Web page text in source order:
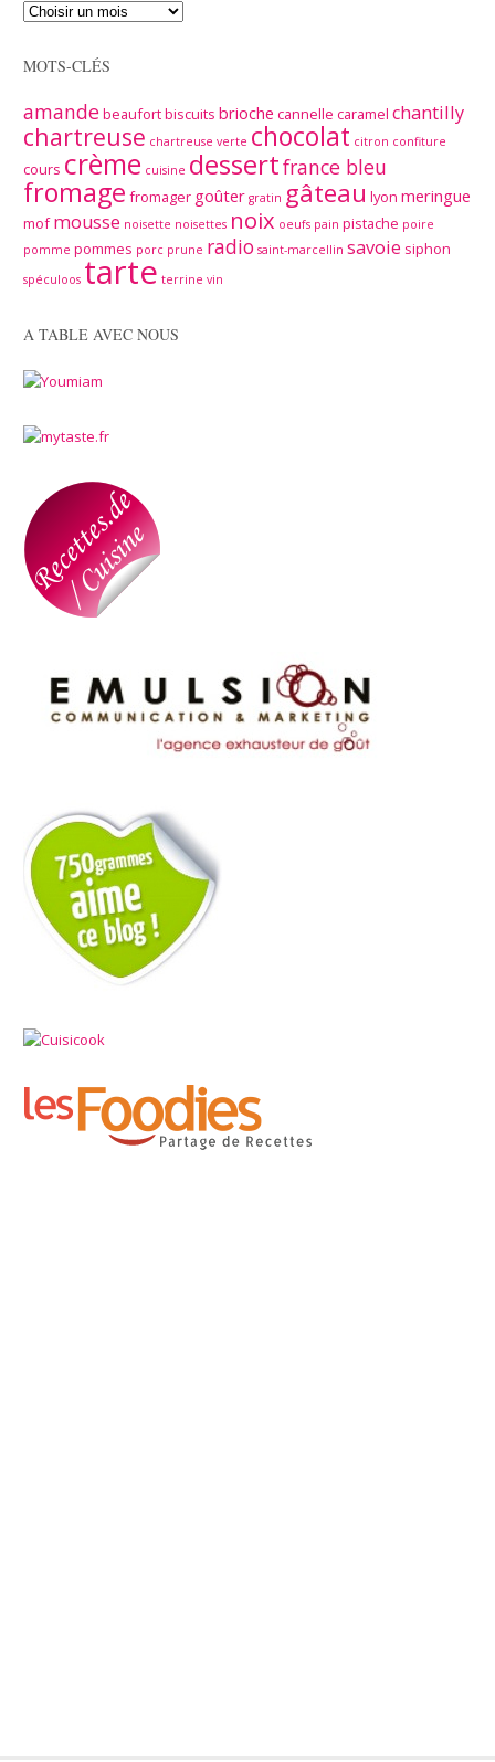
MOTS-CLÉS
amandebeaufortbiscuits brioche cannelle caramel chantilly
chartreuse chartreuse verte chocolat citron confiture
cours crème cuisine dessertfrance bleu
fromage fromager goûter gratin gâteau lyon meringue
mof mousse noisette noisettes noix oeufs pain pistache poire
pomme pommes porc prune radio saint-marcellin savoie siphon
spéculoos tarte terrine vin
A TABLE AVEC NOUS